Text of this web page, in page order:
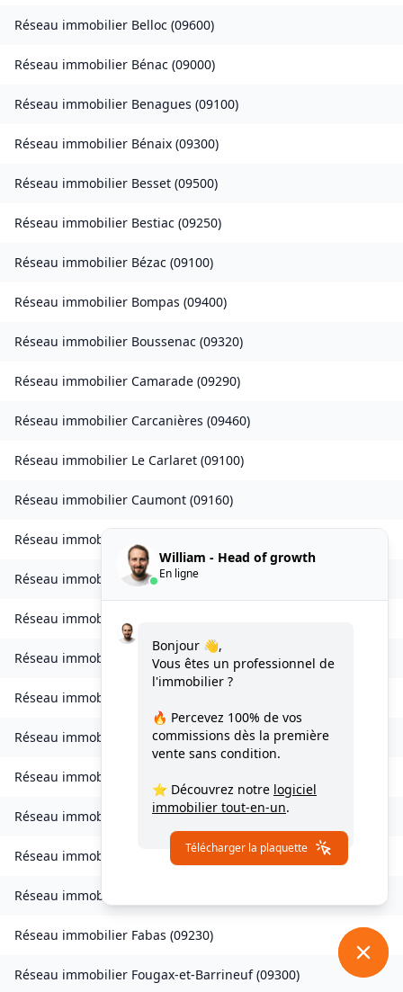
Réseau immobilier Belloc (09600)
Réseau immobilier Bénac (09000)
Réseau immobilier Benagues (09100)
Réseau immobilier Bénaix (09300)
Réseau immobilier Besset (09500)
Réseau immobilier Bestiac (09250)
Réseau immobilier Bézac (09100)
Réseau immobilier Bompas (09400)
Réseau immobilier Boussenac (09320)
Réseau immobilier Camarade (09290)
Réseau immobilier Carcanières (09460)
Réseau immobilier Le Carlaret (09100)
Réseau immobilier Caumont (09160)
Réseau immobilier
Réseau immobilierCazenave-Serres-et-Allens
Réseau immobilier
Réseau immobilier Château-Verdun (09310)
Réseau immobilier
Réseau immobilier Coussa(09120)
Réseau immobilier
Réseau immobilier Esplas(09700)
Réseau immobilier Esplas-de-Sérou (09420)
Réseau immobilier
Réseau immobilier Fabas (09230)
Réseau immobilier Fougax-et-Barrineuf(09300)
William - Head of growth
En ligne
Bonjour 👋,
Vous êtes un professionnel de
l'immobilier ?
🔥 Percevez 100% de vos
commissions dès la première
vente sans condition.
⭐ Découvrez notre logiciel
immobilier tout-en-un.
Télécharger la plaquette